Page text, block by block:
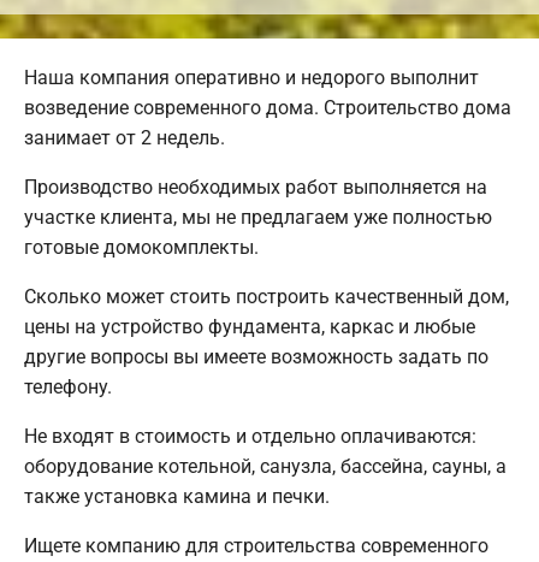
Наша компания оперативно и недорого выполнит
возведение современного дома. Строительство дома
занимает от 2 недель.
Производство необходимых работ выполняется на
участке клиента, мы не предлагаем уже полностью
готовые домокомплекты.
Сколько может стоить построить качественный дом,
цены на устройство фундамента, каркас и любые
другие вопросы вы имеете возможность задать по
телефону.
Не входят в стоимость и отдельно оплачиваются:
оборудование котельной, санузла, бассейна, сауны, а
также установка камина и печки.
Ищете компанию для строительства современного